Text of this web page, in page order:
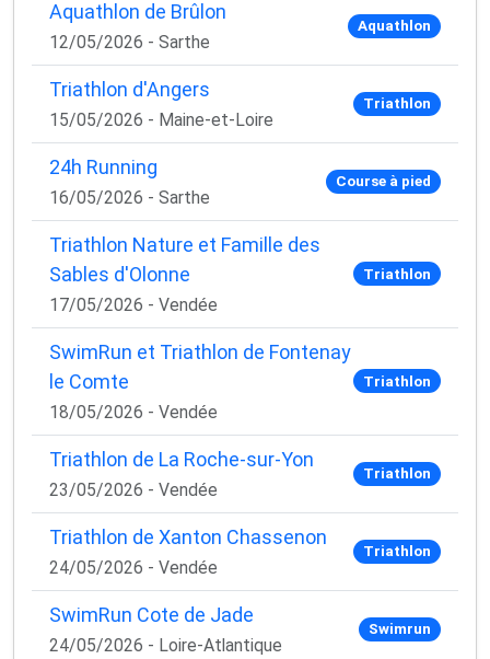
Aquathlon de Brûlon
12/05/2026 - Sarthe
Aquathlon
Triathlon d'Angers
15/05/2026 - Maine-et-Loire
Triathlon
24h Running
16/05/2026 - Sarthe
Course à pied
Triathlon Nature et Famille des
Sables d'Olonne
17/05/2026 - Vendée
Triathlon
SwimRun et Triathlon de Fontenay
le Comte
18/05/2026 - Vendée
Triathlon
Triathlon de La Roche-sur-Yon
23/05/2026 - Vendée
Triathlon
Triathlon de Xanton Chassenon
24/05/2026 - Vendée
Triathlon
SwimRun Cote de Jade
24/05/2026 - Loire-Atlantique
Swimrun